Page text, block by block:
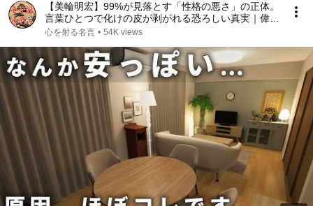
【美輪明宏】99%が見落とす「性格の悪さ」の正体。
言葉ひとつで化けの皮が剥がれる恐ろしい真実｜偉人
｜名言｜言葉の力｜人生哲学｜
心を射る名言 • 54K views